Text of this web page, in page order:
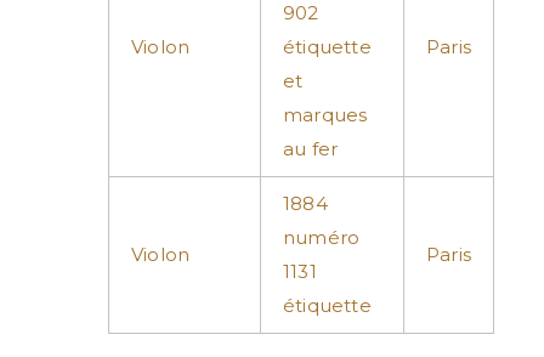
Violon
902
étiquette
et
marques
au fer
Paris
Violon
1884
numéro
1131
étiquette
Paris